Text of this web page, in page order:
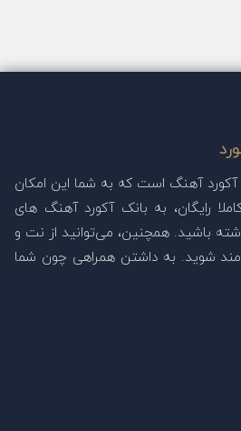
آکورد آهنگ است که به شما این امکان
رایگان، به بانک آکورد آهنگ های
باشید. همچنین، می‌توانید از نت و
شوید. به داشتن همراهی چون شما